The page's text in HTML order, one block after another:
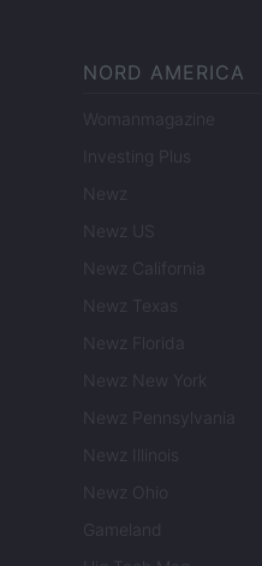
NORD AMERICA
Womanmagazine
Investing Plus
Newz
Newz US
Newz California
Newz Texas
Newz Florida
Newz New York
Newz Pennsylvania
Newz Illinois
Newz Ohio
Gameland